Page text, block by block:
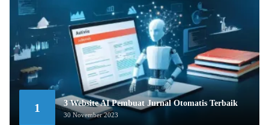
1 3 Website AI Pembuat Jurnal Otomatis Terbaik
30 November 2023